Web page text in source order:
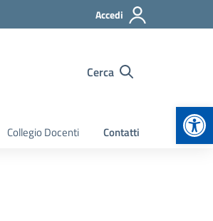
Accedi
Cerca
Collegio Docenti Contatti